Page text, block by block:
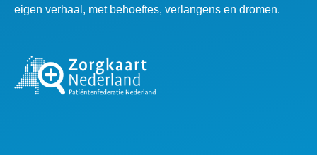
eigen verhaal, met behoeftes, verlangens en dromen.